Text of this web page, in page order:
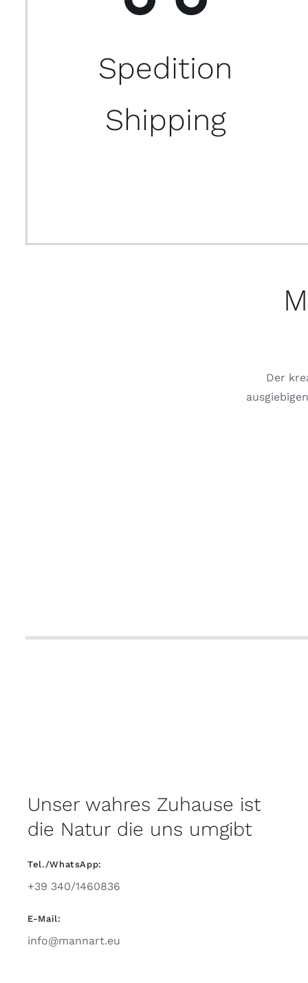
Spedition
Shipping
Der
Unser wahres Zuhause ist
die Natur die uns umgibt
Tel./WhatsApp:
+39 340/1460836
E-Mail:
info@mannart.eu